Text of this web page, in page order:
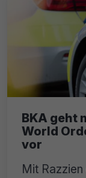
BKA geht
World
vor
Mit